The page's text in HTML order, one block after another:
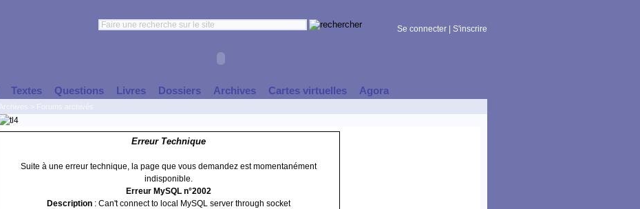
Se connecter S'inscrire
Textes Questions Livres Dossiers Archives Cartes virtuelles Agora
Erreur Technique
Suite à une erreur technique, la page que vous demandez est momentanément
indisponible.
Erreur MySQL n°2002
Description: Can't connect to local MySQL server through socket